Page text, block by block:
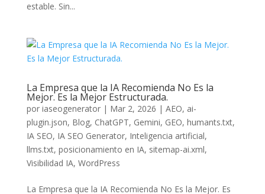
estable. Sin...
La Empresa que la IA Recomienda No Es la
Mejor. Es la Mejor Estructurada.
por iaseogenerator| Mar 2, 2026 | AEO, ai-
plugin.json, Blog, ChatGPT, Gemini, GEO, humants.txt,
IA SEO, IA SEO Generator, Inteligencia artificial,
llms.txt, posicionamiento en IA, sitemap-ai.xml,
Visibilidad IA, WordPress
La Empresa que la IA Recomienda No Es la Mejor. Es